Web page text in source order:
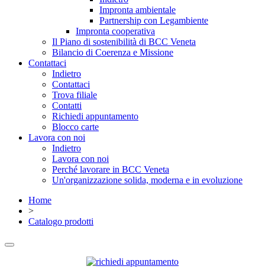
Impronta ambientale
Partnership con Legambiente
Impronta cooperativa
Il Piano di sostenibilità di BCC Veneta
Bilancio di Coerenza e Missione
Contattaci
Indietro
Contattaci
Trova filiale
Contatti
Richiedi appuntamento
Blocco carte
Lavora con noi
Indietro
Lavora con noi
Perché lavorare in BCC Veneta
Un'organizzazione solida, moderna e in evoluzione
Home
>
Catalogo prodotti